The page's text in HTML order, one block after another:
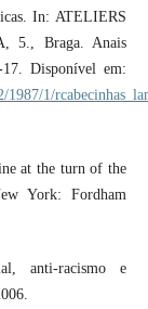
In: ATELIERS
5., Braga. Anais
Disponível em:
1/
at the turn of the
York: Fordham
anti-racismo e